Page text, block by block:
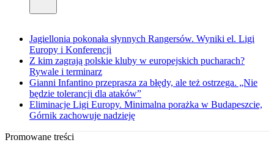
Jagiellonia pokonała słynnych Rangersów. Wyniki el. Ligi
Europy i Konferencji
Z kim zagrają polskie kluby w europejskich pucharach?
Rywale i terminarz
Gianni Infantino przeprasza za błędy, ale też ostrzega. „Nie
będzie tolerancji dla ataków”
Eliminacje Ligi Europy. Minimalna porażka w Budapeszcie,
Górnik zachowuje nadzieję
Promowane treści